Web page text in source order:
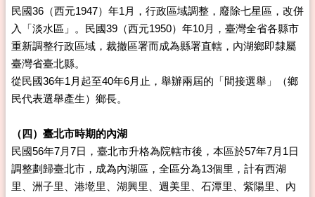
民國36（西元1947）年1月，行政區域調整，廢除七星區，改併
入「淡水區」。民國39（西元1950）年10月，臺灣全省各縣市
重新調整行政區域，裁撤區署而成為縣署直轄，內湖鄉即隸屬
臺灣省臺北縣。
從民國36年1月起至40年6月止，舉辦兩屆的「間接選舉」（鄉
民代表選舉產生）鄉長。
（四）臺北市時期的內湖
民國56年7月7日，臺北市升格為院轄市後，本區於57年7月1日
調整劃歸臺北市，成為內湖區，全區分為13個里，計有西湖
里、洲子里、港墘里、湖興里、週美里、石潭里、紫陽里、內